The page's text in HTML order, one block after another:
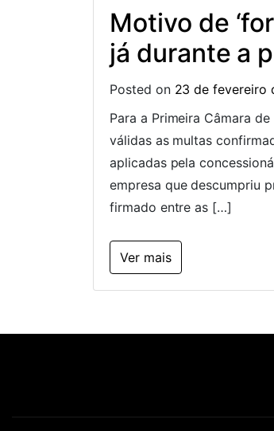
Motivo de
já durante a
Posted on 23 de fevereiro
Para a Primeira Câmara
válidas as multas
aplicadas pela
empresa que descumpriu
firmado entre as […]
Ver mais